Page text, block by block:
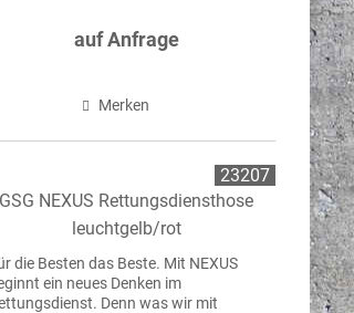
zur Praxis und dem Anspruch, den
nicht nur zu erfüllen,...
auf Anfrage
Merken
GSG NEXUS Rettungsdiensthose
leuchtgelb/rot
die Besten das Beste. Mit NEXUS
ein neues Denken im
Denn was wir mit
23207